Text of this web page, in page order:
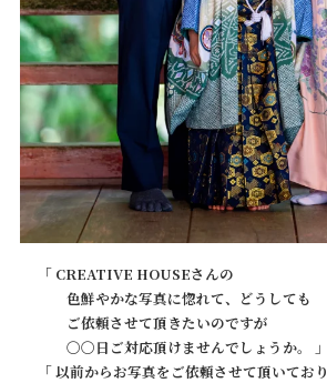
「 CREATIVE HOUSEさんの
色鮮やかな写真に惚れて、どうしても
ご依頼させて頂きたいのですが
〇〇日ご対応頂けませんでしょうか。 」
「 以前からお写真をご依頼させて頂いており